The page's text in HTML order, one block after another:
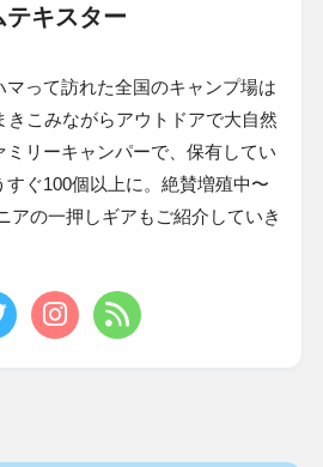
テキスター
マって訪れた全国のキャンプ場は
きこみながらアウトドアで大自然
ミリーキャンパーで、保有してい
すぐ100個以上に。絶賛増殖中〜
アの一押しギアもご紹介していき